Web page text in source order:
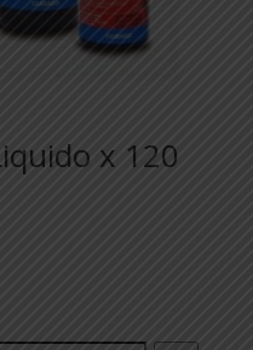
x 120